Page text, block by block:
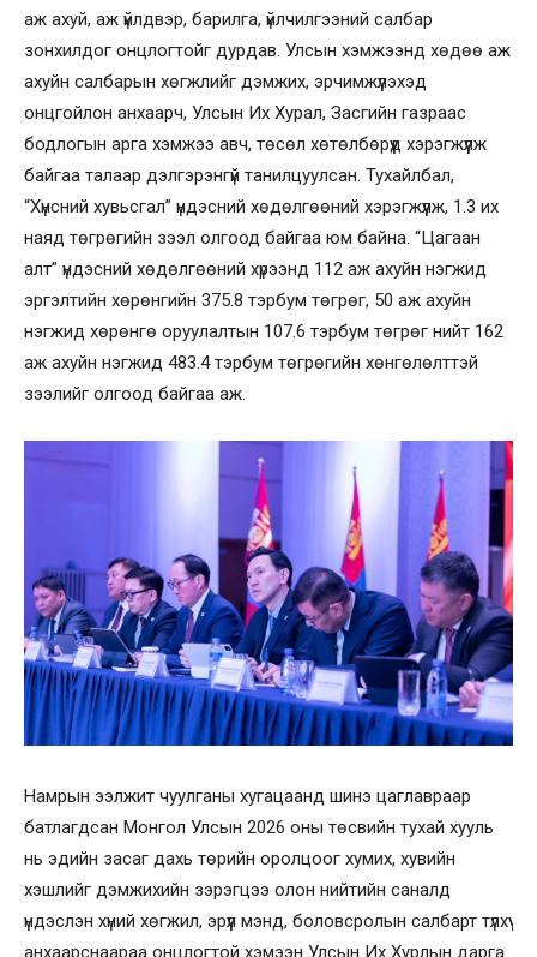
аж ахуй, аж үйлдвэр, барилга, үйлчилгээний салбар
зонхилдог онцлогтойг дурдав. Улсын хэмжээнд хөдөө аж
ахуйн салбарын хөгжлийг дэмжих, эрчимжүүлэхэд
онцгойлон анхаарч, Улсын Их Хурал, Засгийн газраас
бодлогын арга хэмжээ авч, төсөл хөтөлбөрүүд хэрэгжүүлж
байгаа талаар дэлгэрэнгүй танилцуулсан. Тухайлбал,
“Хүнсний хувьсгал” үндэсний хөдөлгөөний хэрэгжүүлж, 1.3 их
наяд төгрөгийн зээл олгоод байгаа юм байна. “Цагаан
алт” үндэсний хөдөлгөөний хүрээнд 112 аж ахуйн нэгжид
эргэлтийн хөрөнгийн 375.8 тэрбум төгрөг, 50 аж ахуйн
нэгжид хөрөнгө оруулалтын 107.6 тэрбум төгрөг нийт 162
аж ахуйн нэгжид 483.4 тэрбум төгрөгийн хөнгөлөлттэй
зээлийг олгоод байгаа аж.
Намрын ээлжит чуулганы хугацаанд шинэ цаглавраар
батлагдсан Монгол Улсын 2026 оны төсвийн тухай хууль
нь эдийн засаг дахь төрийн оролцоог хумих, хувийн
хэшлийг дэмжихийн зэрэгцээ олон нийтийн саналд
үндэслэн хүний хөгжил, эрүүл мэнд, боловсролын салбарт түлхүү
анхаарснаараа онцлогтой хэмээн Улсын Их Хурлын дарга